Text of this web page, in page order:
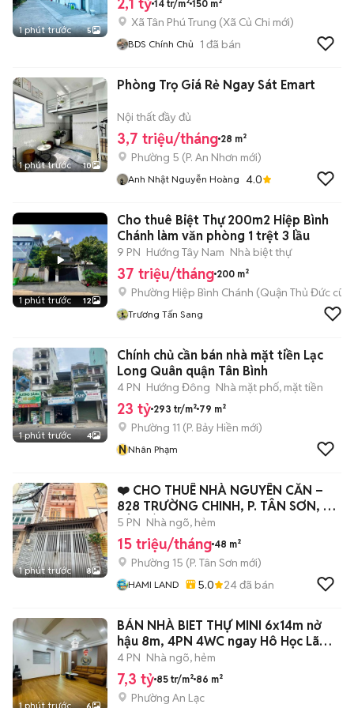
1 phút trước 5
14 tr/m² 150 m²
Xã Tân Phú Trung (Xã Củ Chi mới)
BDS Chính Chủ 1 đã bán
1 phút trước 10
Phòng Trọ Giá Rẻ Ngay Sát Emart
Nội thất đầy đủ
3,7 triệu/tháng 28 m²
Phường 5 (P. An Nhơn mới)
Anh Nhật Nguyễn Hoàng 4.0
1 phút trước 12
Cho thuê Biệt Thự 200m2 Hiệp Bình
Chánh làm văn phòng 1 trệt 3 lầu
9 PN Hướng Tây Nam Nhà biệt thự
37 triệu/tháng 200 m²
Phường Hiệp Bình Chánh (Quận Thủ Đức cũ)
Trương Tấn Sang
1 phút trước 4
Chính chủ cần bán nhà mặt tiền Lạc
Long Quân quận Tân Bình
4 PN Hướng Đông Nhà mặt phố, mặt tiền
23 tỷ 293 tr/m² 79 m²
Phường 11 (P. Bảy Hiền mới)
NNhân Phạm
1 phút trước 8
❤️ CHO THUÊ NHÀ NGUYÊN CĂN –
828 TRƯỜNG CHINH, P. TÂN SƠN, Q.
TÂN BÌNH
5 PN Nhà ngõ, hẻm
15 triệu/tháng 48 m²
Phường 15 (P. Tân Sơn mới)
HAMI LAND 5.0 24đã bán
1 phút trước 6
BÁN NHÀ BIET THỰ MINI 6x14m nở
hậu 8m, 4PN 4WC ngay Hô Học Lãm
7ty3
4 PN Nhà ngõ, hẻm
7,3 tỷ 85 tr/m² 86 m²
Phường An Lạc